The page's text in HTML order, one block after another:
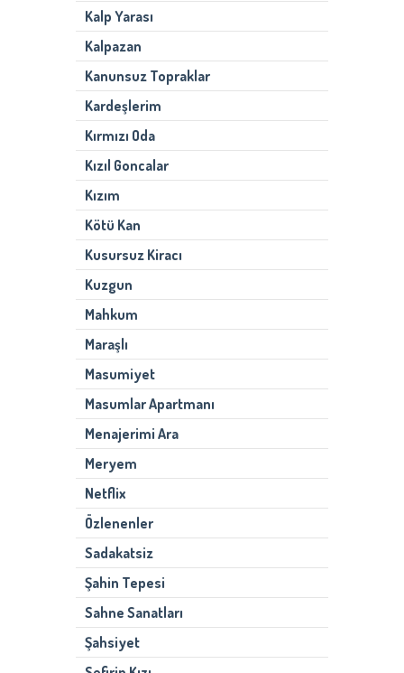
Kalp Yarası
Kalpazan
Kanunsuz Topraklar
Kardeşlerim
Kırmızı Oda
Kızıl Goncalar
Kızım
Kötü Kan
Kusursuz Kiracı
Kuzgun
Mahkum
Maraşlı
Masumiyet
Masumlar Apartmanı
Menajerimi Ara
Meryem
Netflix
Özlenenler
Sadakatsiz
Şahin Tepesi
Sahne Sanatları
Şahsiyet